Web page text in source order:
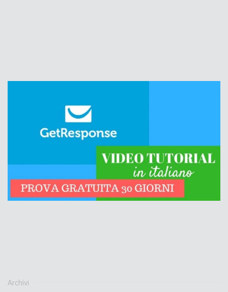
Archivi